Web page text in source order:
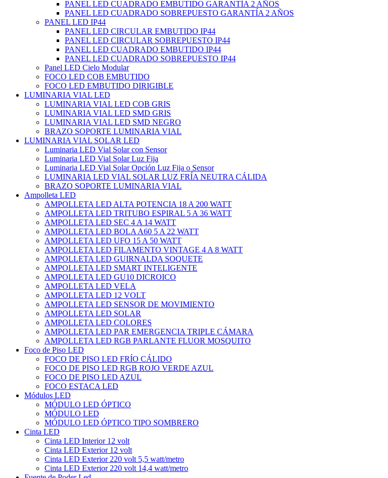
PANEL LED CUADRADO EMBUTIDO GARANTÍA 2 AÑOS
PANEL LED CUADRADO SOBREPUESTO GARANTÍA 2 AÑOS
PANEL LED IP44
PANEL LED CIRCULAR EMBUTIDO IP44
PANEL LED CIRCULAR SOBREPUESTO IP44
PANEL LED CUADRADO EMBUTIDO IP44
PANEL LED CUADRADO SOBREPUESTO IP44
Panel LED Cielo Modular
FOCO LED COB EMBUTIDO
FOCO LED EMBUTIDO DIRIGIBLE
LUMINARIA VIAL LED
LUMINARIA VIAL LED COB GRIS
LUMINARIA VIAL LED SMD GRIS
LUMINARIA VIAL LED SMD NEGRO
BRAZO SOPORTE LUMINARIA VIAL
LUMINARIA VIAL SOLAR LED
Luminaria LED Vial Solar con Sensor
Luminaria LED Vial Solar Luz Fija
Luminaria LED Vial Solar Opción Luz Fija o Sensor
LUMINARIA LED VIAL SOLAR LUZ FRÍA NEUTRA CÁLIDA
BRAZO SOPORTE LUMINARIA VIAL
Ampolleta LED
AMPOLLETA LED ALTA POTENCIA 18 A 200 WATT
AMPOLLETA LED TRITUBO ESPIRAL 5 A 36 WATT
AMPOLLETA LED SEC 4 A 14 WATT
AMPOLLETA LED BOLA A60 5 A 22 WATT
AMPOLLETA LED UFO 15 A 50 WATT
AMPOLLETA LED FILAMENTO VINTAGE 4 A 8 WATT
AMPOLLETA LED GUIRNALDA SOQUETE
AMPOLLETA LED SMART INTELIGENTE
AMPOLLETA LED GU10 DICROICO
AMPOLLETA LED VELA
AMPOLLETA LED 12 VOLT
AMPOLLETA LED SENSOR DE MOVIMIENTO
AMPOLLETA LED SOLAR
AMPOLLETA LED COLORES
AMPOLLETA LED PAR EMERGENCIA TRIPLE CÁMARA
AMPOLLETA LED RGB PARLANTE FLUOR MOSQUITO
Foco de Piso LED
FOCO DE PISO LED FRÍO CÁLIDO
FOCO DE PISO LED RGB ROJO VERDE AZUL
FOCO DE PISO LED AZUL
FOCO ESTACA LED
Módulos LED
MÓDULO LED ÓPTICO
MÓDULO LED
MÓDULO LED ÓPTICO TIPO SOMBRERO
Cinta LED
Cinta LED Interior 12 volt
Cinta LED Exterior 12 volt
Cinta LED Exterior 220 volt 5,5 watt/metro
Cinta LED Exterior 220 volt 14,4 watt/metro